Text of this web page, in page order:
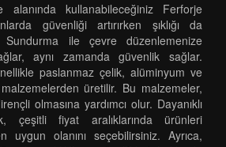
alanında kullanabileceğiniz Ferforje
güvenliği artırırken şıklığı da
ile çevre düzenlemenize
aynı zamanda güvenlik sağlar.
paslanmaz çelik, alüminyum ve
üretilir. Bu malzemeler,
olmasına yardımcı olur. Dayanıklı
çeşitli fiyat aralıklarında ürünleri
uygun olanını seçebilirsiniz. Ayrıca,